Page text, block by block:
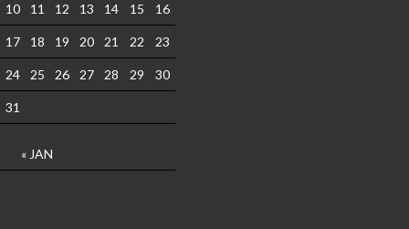
« JAN
10 11 12 13 14 15 16
17 18 19 20 21 22 23
24 25 26 27 28 29 30
31